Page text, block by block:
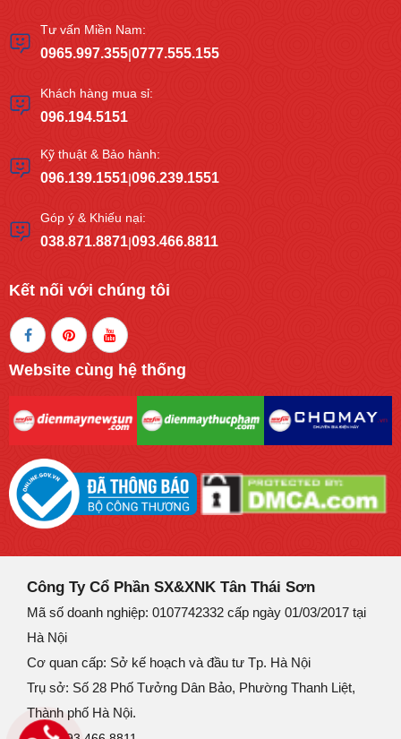
Tư vấn Miền Nam:
0965.997.355|0777.555.155
Khách hàng mua sỉ:
096.194.5151
Kỹ thuật & Bảo hành:
096.139.1551|096.239.1551
Góp ý & Khiếu nại:
038.871.8871|093.466.8811
Kết nối với chúng tôi
Website cùng hệ thống
Công Ty Cổ Phần SX&XNK Tân Thái Sơn
Mã số doanh nghiệp: 0107742332 cấp ngày 01/03/2017 tại
Hà Nội
Cơ quan cấp: Sở kế hoạch và đầu tư Tp. Hà Nội
Trụ sở: Số 28 Phố Tưởng Dân Bảo, Phường Thanh Liệt,
Thành phố Hà Nội.